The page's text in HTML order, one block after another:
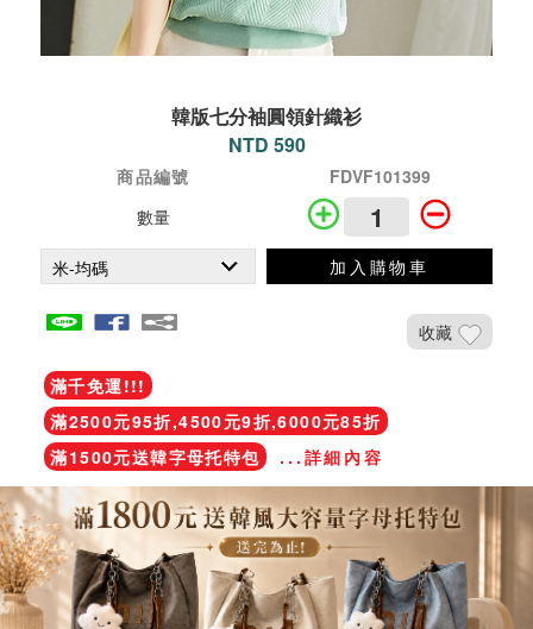
韓版七分袖圓領針織衫
NTD 590
商品編號
FDVF101399
數量
加入購物車
收藏
滿千免運!!!
滿2500元95折,4500元9折,6000元85折
滿1500元送韓字母托特包
...詳細內容